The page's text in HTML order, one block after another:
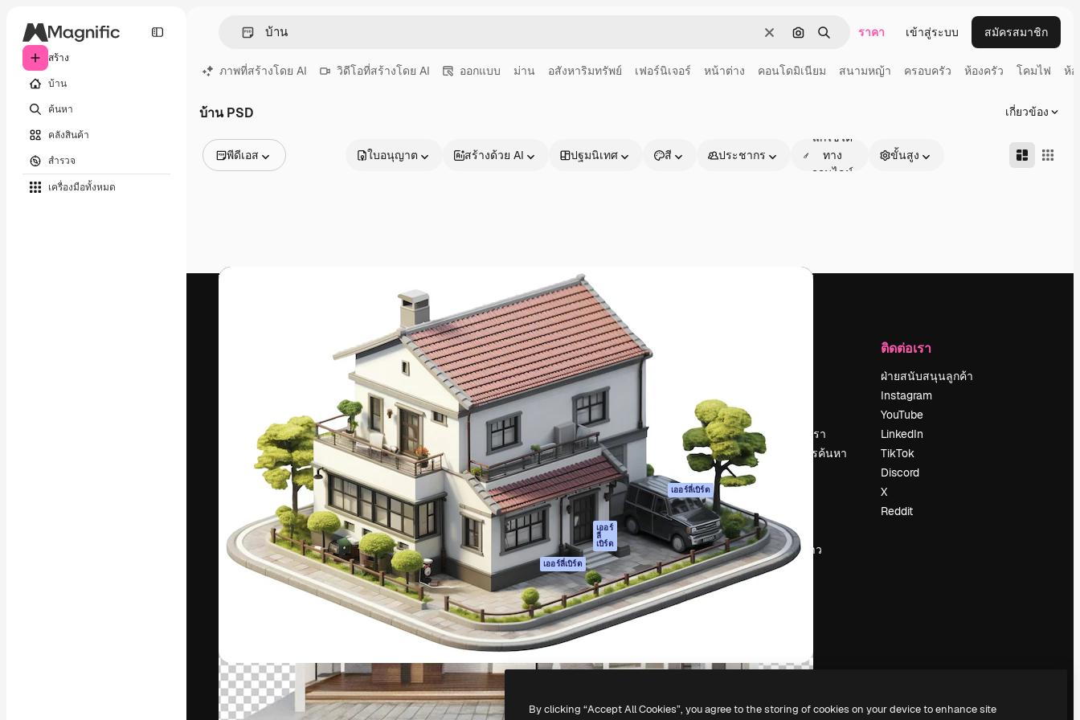
สร้าง
บ้าน
ค้นหา
คลังสินค้า
สำรวจ
เครื่องมือทั้งหมด
ชัดเจนค้นหาตามรูปภาพ
ค้นหา ราคา เข้าสู่ระบบ สมัครสมาชิก
ภาพที่สร้างโดย AI วิดีโอที่สร้างโดย AI ออกแบบ ม่าน อสังหาริมทรัพย์ เฟอร์นิเจอร์ หน้าต่าง คอนโดมิเนียม สนามหญ้า ครอบครัว ห้องครัว โคมไฟ ห้อ
บ้าน PSD เกี่ยวข้อง
พีดีเอส
วิดีโอ
ใบอนุญาต สร้างด้วย AI ปฐมนิเทศ สี ประชากร
แก้ไขได้
ทาง
ออนไลน์
ขั้นสูง
แพลตฟอร์มสร้างสรรค์เพื่อผลักดันผลงานที่ดี
ที่สุดของคุณ ผู้ใช้งานกว่า 1 ล้านราย
ครอบคลุมทั้งครีเอทีฟ, บริษัท, เอเจนซี และสตูดิ
โอ
ภาษาไทย
ผลิตภัณฑ์
Spaces
ผู้ช่วย AI
เครื่องมือสร้าง
รูปภาพด้วย AI
เครื่องมือสร้างวิดีโอ
ด้วย AI
เครื่องกำเนิดเสียง AI
สต็อกเนื้อหา
MCP สำหรับ
Claude/ChatGPT
เออร์
ลี่
เบิร์ด
Agents เออร์ลี่เบิร์ด
เอพีไอ
แอปมือถือ
เครื่องมือ Magnific
ทั้งหมด
เริ่มต้นใช้งาน
การสนับสนุน
เงื่อนไขการใช้งาน
นโยบายความเป็น
ส่วนตัว
ต้นฉบับ เออร์ลี่เบิร์ด
นโยบายคุกกี้
ศูนย์ความน่าเชื่อถือ
พันธมิตร
ธุรกิจ
ร่วมงานกับเรา
แนวโน้มการค้นหา
Slidesgo
ขายเนื้อหา
ห้องแถลงข่าว
กำลังมองหา
ติดต่อเรา
ฝ่ายสนับสนุนลูกค้า
Instagram
YouTube
LinkedIn
TikTok
Discord
X
Reddit
Copyright © 2010- 2026 Freepik Company S.L.U.สงวนลิขสิทธิ์
By clicking “Accept All Cookies”, you agree to the storing of cookies on your device to enhance site